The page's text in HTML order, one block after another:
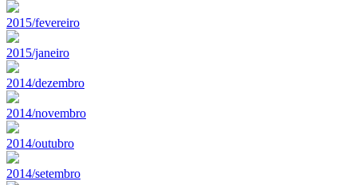
2015/fevereiro
2015/janeiro
2014/dezembro
2014/novembro
2014/outubro
2014/setembro